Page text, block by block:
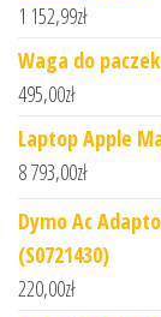
1 152,99zł
Waga do
495,00zł
Laptop Apple
8 793,00zł
Dymo Ac
(S0721430)
220,00zł